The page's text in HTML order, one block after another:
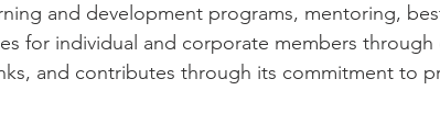
and development programs, mentoring,
for individual and corporate members through
and contributes through its commitment to